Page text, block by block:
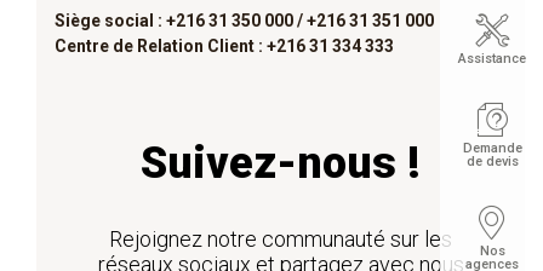
Siège social : +216 31 350 000 /+216 31 351 000
Centre de Relation Client : +216 31 334 333
Suivez-nous !
Rejoignez notre communauté sur les
réseaux sociaux et partagez avec nous
Assistance
Demande
de devis
Nos
agences